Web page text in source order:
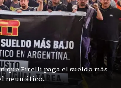
que Pirelli paga el sueldo más
neumático.